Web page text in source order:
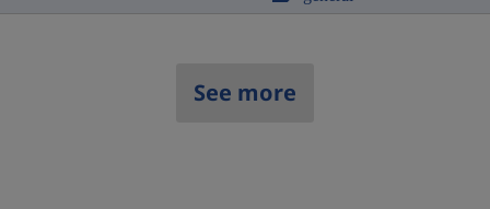
See more